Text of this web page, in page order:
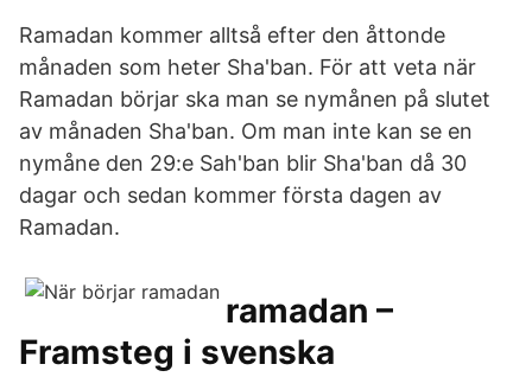
Ramadan kommer alltså efter den åttonde
månaden som heter Sha'ban. För att veta när
Ramadan börjar ska man se nymånen på slutet
av månaden Sha'ban. Om man inte kan se en
nymåne den 29:e Sah'ban blir Sha'ban då 30
dagar och sedan kommer första dagen av
Ramadan.
ramadan –
Framsteg i svenska